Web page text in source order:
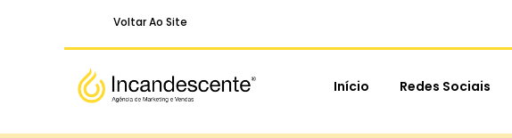
Voltar Ao Site
Início Redes Sociais